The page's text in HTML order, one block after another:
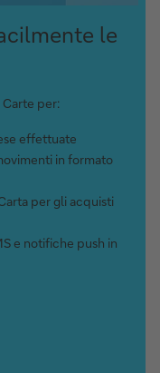
le
per:
effettuate
in formato
per gli acquisti
e notifiche push in